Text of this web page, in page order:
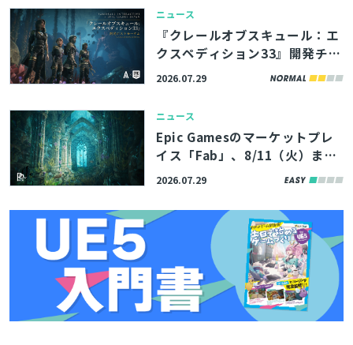
マンス最適化解説など
ニュース
『クレールオブスキュール：エ
クスペディション33』開発チー
ムの講演資料4本が公開。シー
ント
2026.07.29
ニュース
Epic Gamesのマーケットプレ
イス「Fab」、8/11（火）まで
の期間限定で無料コンテンツを
イメージした環境アセットなど
2026.07.29